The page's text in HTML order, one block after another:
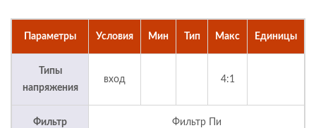
Параметры Условия Мин Тип Макс Единицы
Типы
напряжения
вход 4:1
Фильтр Фильтр Пи